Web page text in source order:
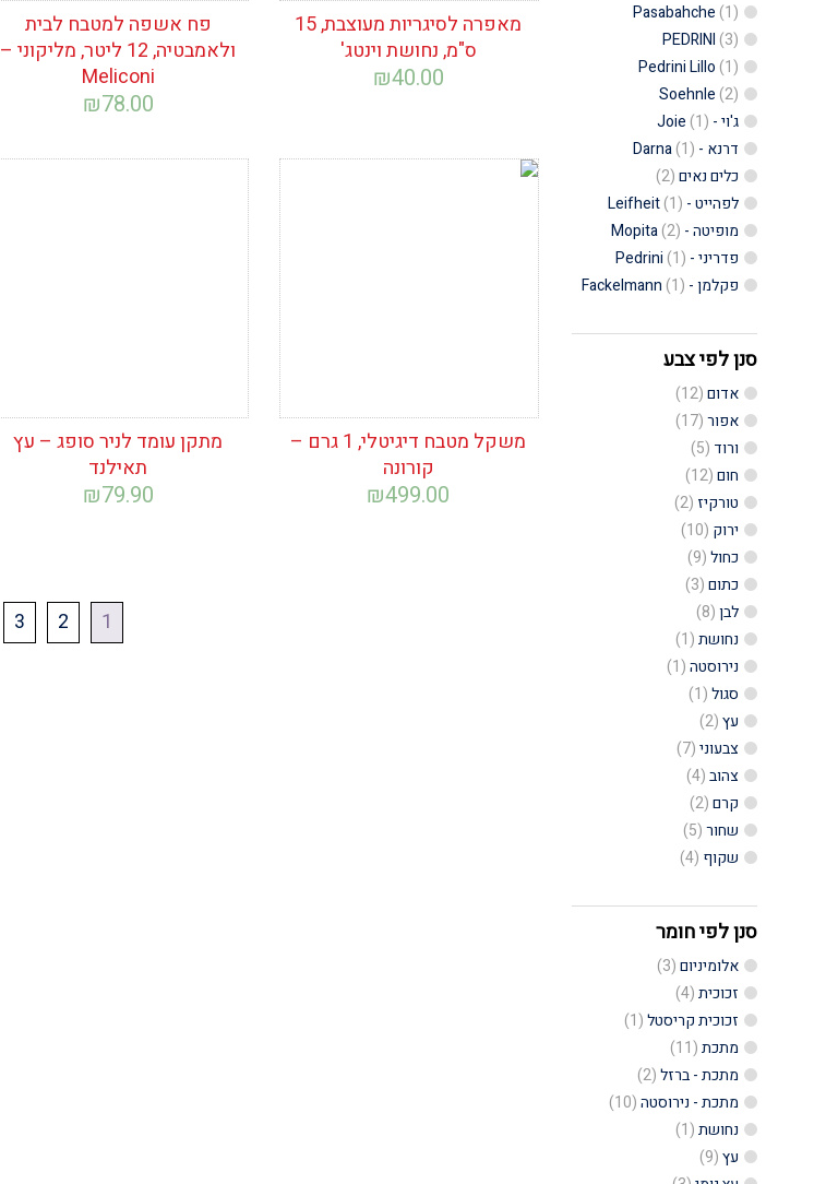
Pasabahche (1)
PEDRINI (3)
Pedrini Lillo (1)
Soehnle (2)
ג'וי - Joie (1)
דרנא - Darna (1)
כלים נאים(2)
לפהייט - Leifheit (1)
מופיטה - Mopita (2)
פדריני - Pedrini (1)
פקלמן - Fackelmann (1)
סנן לפי צבע
אדום(12)
אפור(17)
ורוד (5)
חום(12)
טורקיז (2)
ירוק (10)
כחול(9)
כתום(3)
לבן(8)
נחושת(1)
נירוסטה(1)
סגול(1)
עץ(2)
צבעוני(7)
צהוב(4)
קרם(2)
שחור(5)
שקוף (4)
סנן לפי חומר
אלומיניום(3)
זכוכית(4)
זכוכית קריסטל(1)
מתכת(11)
מתכת - ברזל(2)
מתכת - נירוסטה(10)
נחושת(1)
עץ(9)
מאפרה לסיגריות מעוצבת, 15
ס"מ, נחושת וינטג'
₪40.00
פח אשפה למטבח לבית
ולאמבטיה, 12 ליטר, מליקוני –
Meliconi
₪78.00
משקל מטבח דיגיטלי, 1 גרם –
קורונה
₪499.00
מתקן עומד לניר סופג – עץ
תאילנד
₪79.90
1
2
3